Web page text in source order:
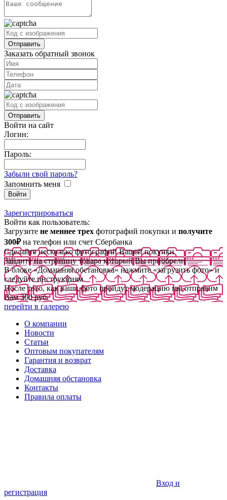
Заказать обратный звонок
Войти на сайт
Логин:
Пароль:
Забыли свой пароль?
Запомнить меня
Зарегистрироваться
Войти как пользователь:
Загрузите не меннее трех фотографий покупки и получите
300₽на телефон или счет Сбербанка
Сделайте несколько фотографий Вашей покупки
Зайдите на страницу товара который Вы приобрели
В блоке «Домашняя обстановка» нажмите «загрузить фото» и
следуйте инструкциям
После того, как ваши фото пройдут модерацию мы отправим
Вам 300 руб
перейти в галерею
О компании
Новости
Статьи
Оптовым покупателям
Гарантия и возврат
Доставка
Домашняя обстановка
Контакты
Правила оплаты
Вход и
регистрация